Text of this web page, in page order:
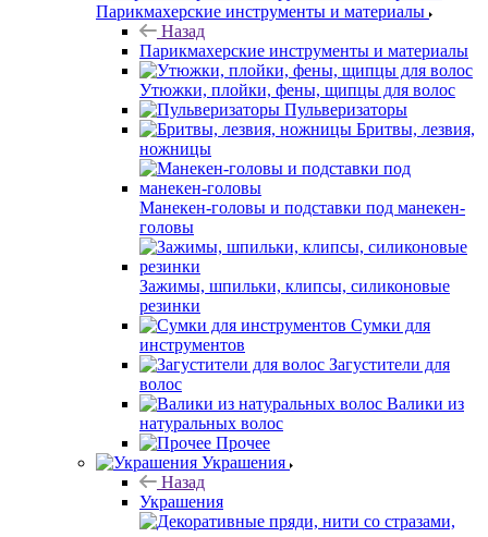
Парикмахерские инструменты и материалы
Назад
Парикмахерские инструменты и материалы
Утюжки, плойки, фены, щипцы для волос
Пульверизаторы
Бритвы, лезвия,
ножницы
Манекен-головы и подставки под манекен-
головы
Зажимы, шпильки, клипсы, силиконовые
резинки
Сумки для
инструментов
Загустители для
волос
Валики из
натуральных волос
Прочее
Украшения
Назад
Украшения